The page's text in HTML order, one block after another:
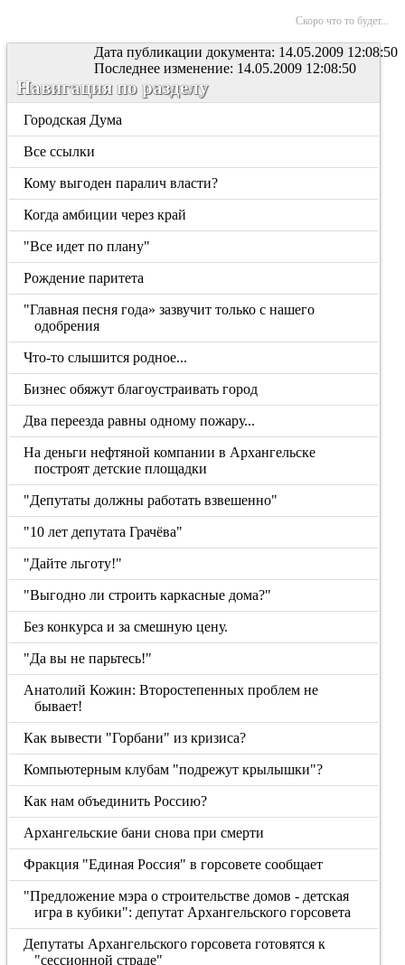
Скоро что то будет...
Дата публикации документа: 14.05.2009 12:08:50
Последнее изменение: 14.05.2009 12:08:50
Навигация по разделу
Городская Дума
Все ссылки
Кому выгоден паралич власти?
Когда амбиции через край
"Все идет по плану"
Рождение паритета
"Главная песня года» зазвучит только с нашего
одобрения
Что-то слышится родное...
Бизнес обяжут благоустраивать город
Два переезда равны одному пожару...
На деньги нефтяной компании в Архангельске
построят детские площадки
"Депутаты должны работать взвешенно"
"10 лет депутата Грачёва"
"Дайте льготу!"
"Выгодно ли строить каркасные дома?"
Без конкурса и за смешную цену.
"Да вы не парьтесь!"
Анатолий Кожин: Второстепенных проблем не
бывает!
Как вывести "Горбани" из кризиса?
Компьютерным клубам "подрежут крылышки"?
Как нам объединить Россию?
Архангельские бани снова при смерти
Фракция "Единая Россия" в горсовете сообщает
"Предложение мэра о строительстве домов - детская
игра в кубики": депутат Архангельского горсовета
Депутаты Архангельского горсовета готовятся к
"сессионной страде"